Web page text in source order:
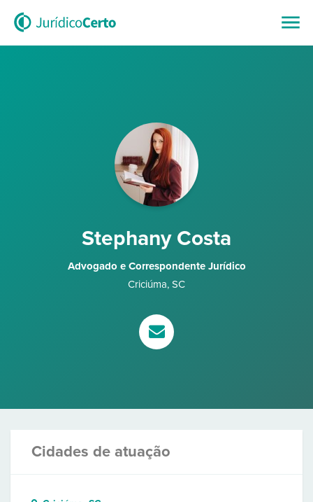
Stephany Costa
Advogado e Correspondente Jurídico
Criciúma, SC
Cidades de atuação